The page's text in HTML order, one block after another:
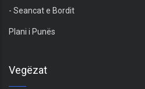
- Seancat e Bordit
Plani i Punës
Vegëzat